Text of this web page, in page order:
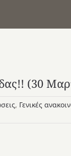
(30
, Γενικές